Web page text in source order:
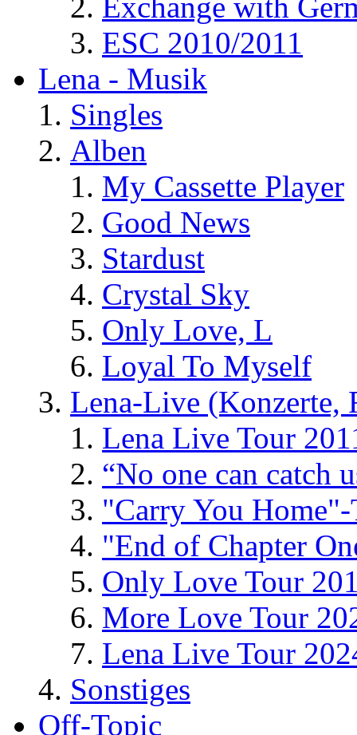
ESC 2010/2011
Lena - Musik
Singles
Alben
My Cassette Player
Good News
Stardust
Crystal Sky
Only Love, L
Loyal To Myself
Lena-Live (Konzerte,
Lena Live Tour
“No one can catch
"Carry You
"End of Chapter
Only Love Tour
More Love Tour
Lena Live Tour
Sonstiges
Off-Topic